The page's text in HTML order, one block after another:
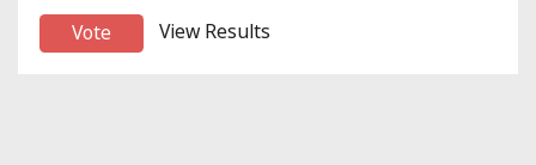
View Results